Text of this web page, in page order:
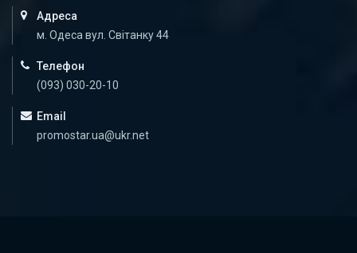
Адреса
м. Одеса вул. Світанку 44
Телефон
(093) 030-20-10
Email
promostar.ua@ukr.net